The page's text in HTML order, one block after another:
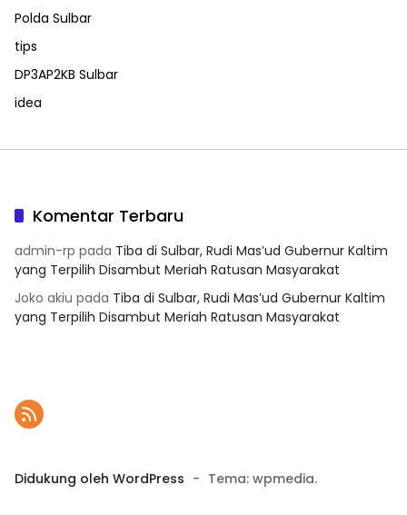
Polda Sulbar
tips
DP3AP2KB Sulbar
idea
Komentar Terbaru
admin-rp pada Tiba di Sulbar, Rudi Mas’ud Gubernur Kaltim
yang Terpilih Disambut Meriah Ratusan Masyarakat
Joko akiu pada Tiba di Sulbar, Rudi Mas’ud Gubernur Kaltim
yang Terpilih Disambut Meriah Ratusan Masyarakat
Didukung oleh WordPress - Tema: wpmedia.